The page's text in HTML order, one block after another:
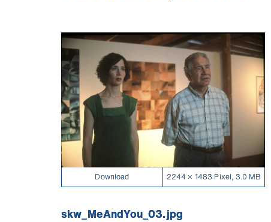
Download 2244 × 1483 Pixel, 3.0 MB
skw_MeAndYou_03.jpg